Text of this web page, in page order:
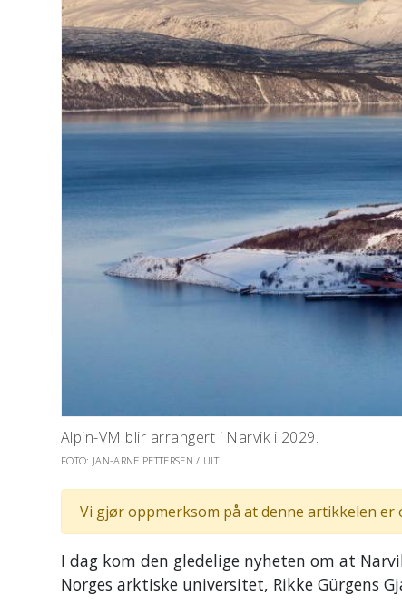
Alpin-VM blir arrangert i Narvik i 2029.
FOTO: JAN-ARNE PETTERSEN / UIT
Vi gjør oppmerksom på at denne artikkelen
I dag kom den gledelige nyheten om at
Norges arktiske universitet, Rikke Gürgens